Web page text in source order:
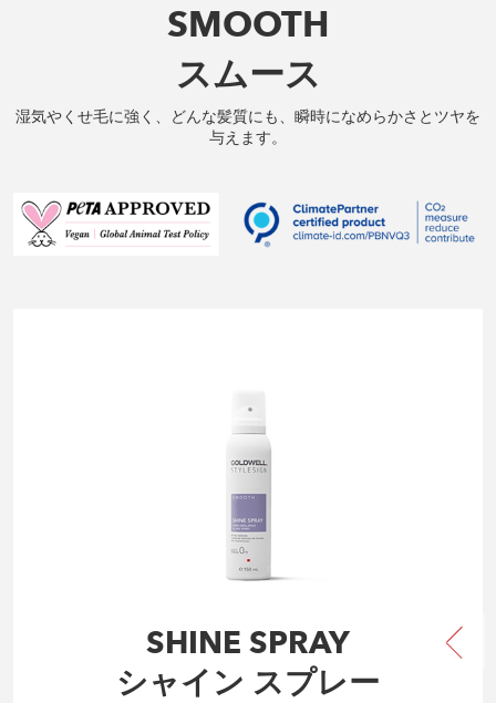
SMOOTH
スムース
湿気やくせ毛に強く、どんな髪質にも、瞬時になめらかさとツヤを
与えます。
SHINE SPRAY
シャイン スプレー